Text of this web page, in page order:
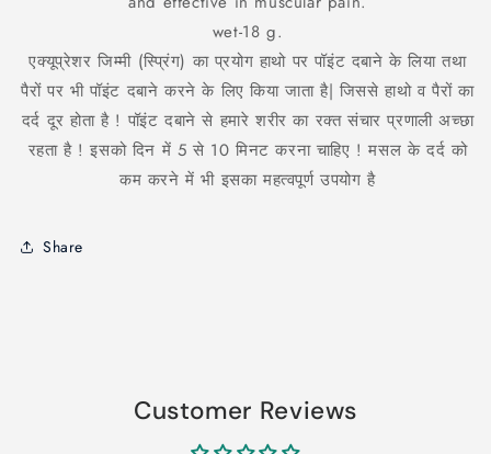
wet-18 g.
एक्यूप्रेशर जिम्मी (स्प्रिंग) का प्रयोग हाथो पर पॉइंट दबाने के लिया तथा
पैरों पर भी पॉइंट दबाने करने के लिए किया जाता है| जिससे हाथो व पैरों का
दर्द दूर होता है ! पॉइंट दबाने से हमारे शरीर का रक्त संचार प्रणाली अच्छा
रहता है ! इसको दिन में 5 से 10 मिनट करना चाहिए ! मसल के दर्द को
कम करने में भी इसका महत्वपूर्ण उपयोग है
Share
Customer Reviews